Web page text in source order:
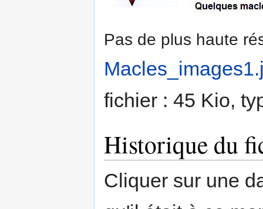
Pas de plus haute
fichier : 45 Kio,
Historique du
Cliquer sur une